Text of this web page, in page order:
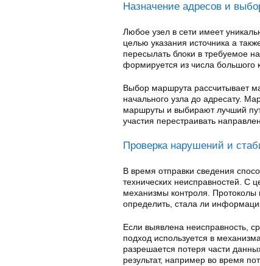
Назначение адресов и
Любое узел в сети имеет
целью указания источника а
пересылать блоки в требуемое
формируется из числа большого
Выбор маршрута рассчитывает
начального узла до адресату.
маршруты и выбирают лучший
участия перестраивать
Проверка нарушений и
В время отправки сведения
технических неисправностей. С
механизмы контроля. Протоколы
определить, стала ли
Если выявлена неисправность,
подход используется в
разрешается потеря части
результат, например во время